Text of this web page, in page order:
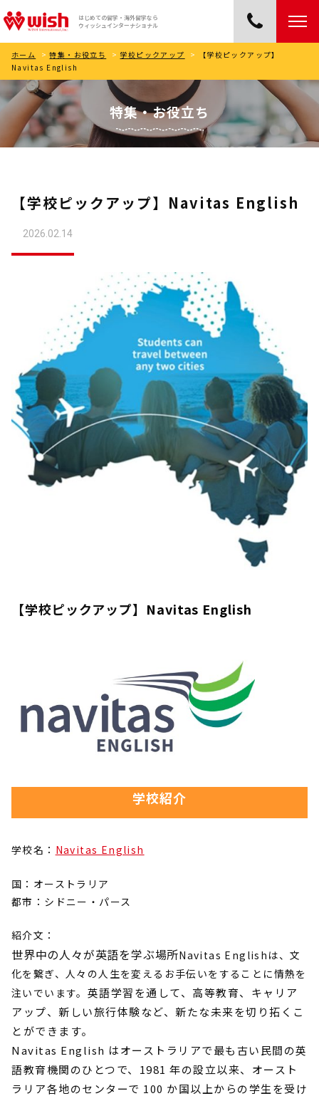
はじめての留学・海外留学なら
ウィッシュインターナショナル
ホーム > 特集・お役立ち > 学校ピックアップ >
【学校ピックアップ】
Navitas English
特集・お役立ち
【学校ピックアップ】Navitas English
2026.02.14
【学校ピックアップ】 Navitas English
学校紹介
学校名： Navitas English
国：オーストラリア
都市：シドニー・パース
紹介文：
世界中の人々が英語を学ぶ場所Navitas Englishは、文
化を繋ぎ、人々の人生を変えるお手伝いをすることに情熱を
注いでいます。 英語学習を通して、高等教育、キャリア
アップ、新しい旅行体験など、新たな未来を切り拓くこ
とができます。
Navitas English はオーストラリアで最も古い民間の英
語教育機関のひとつで、1981 年の設立以来、オースト
ラリア各地のセンターで 100 か国以上からの学生を受け